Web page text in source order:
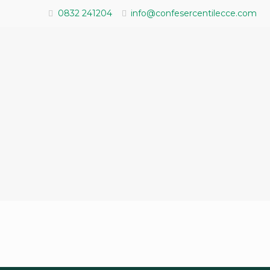
0832 241204 info@confesercentilecce.com